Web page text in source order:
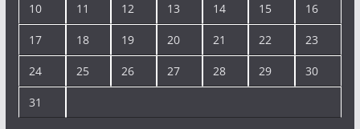
10 11 12 13 14 15 16
17 18 19 20 21 22 23
24 25 26 27 28 29 30
31